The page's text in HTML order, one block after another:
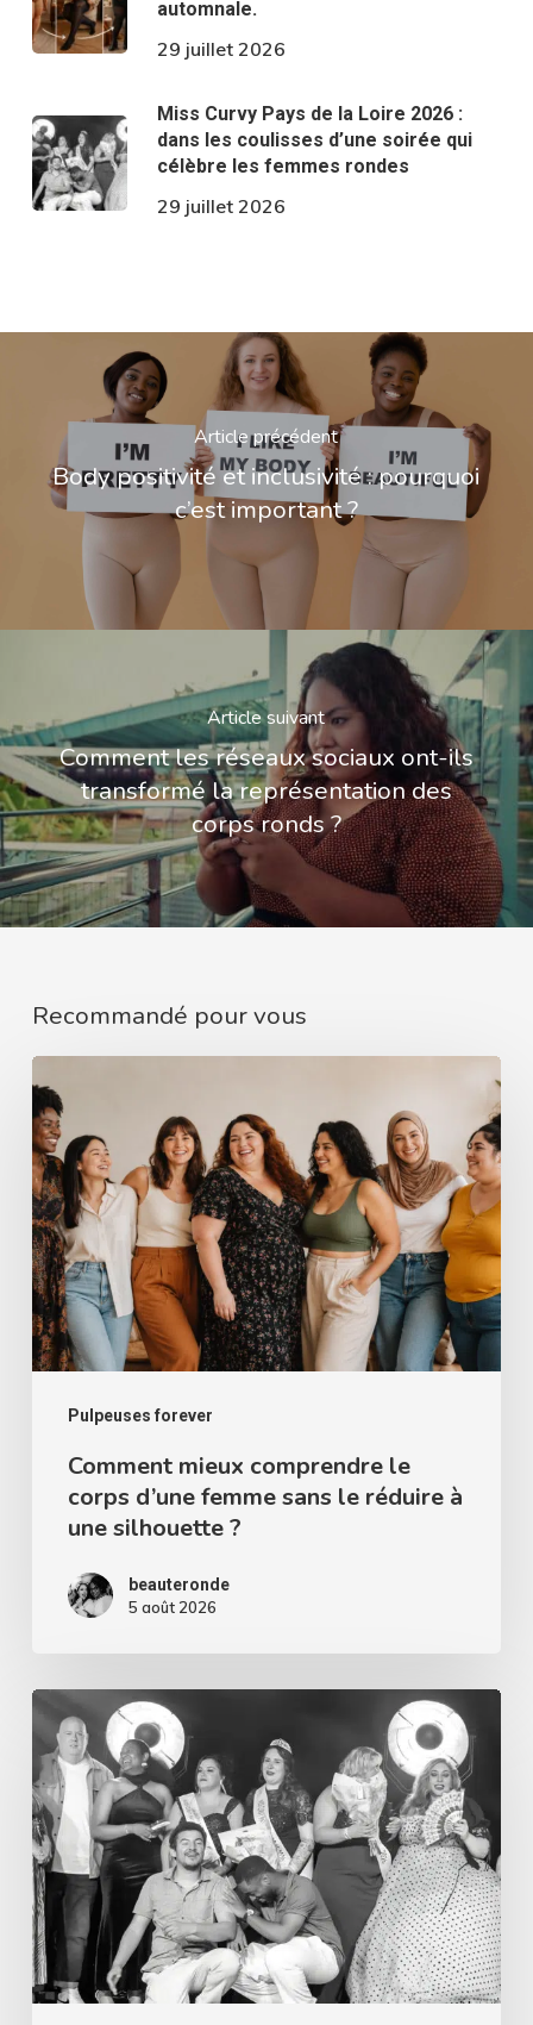
automnale.
29 juillet 2026
Miss Curvy Pays de la Loire 2026 :
dans les coulisses d’une soirée qui
célèbre les femmes rondes
29 juillet 2026
Article précédent
Body positivité et inclusivité : pourquoi
c’est important ?
Article suivant
Comment les réseaux sociaux ont-ils
transformé la représentation des
corps ronds ?
Recommandé pour vous
Pulpeuses forever
mieux
comprendre
le
corps
d’une
femme
sans
le
réduire
silhouette
Comment mieux comprendre le
corps d’une femme sans le réduire à
une silhouette ?
beauteronde
5 août 2026
Miss
Curvy
Pays
de
la
Loire
2026
:
dans